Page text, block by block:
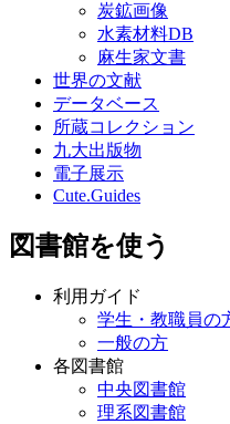
炭鉱画像
水素材料DB
麻生家文書
世界の文献
データベース
所蔵コレクション
九大出版物
電子展示
Cute.Guides
図書館を使う
利用ガイド
学生・教職員の
一般の方
各図書館
中央図書館
理系図書館